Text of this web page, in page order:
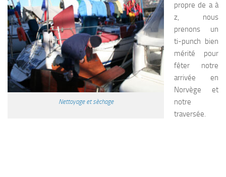
Nettoyage et sèchage
propre de a à
z, nous
prenons un
ti-punch bien
mérité pour
fêter notre
arrivée en
Norvège et
notre
traversée.